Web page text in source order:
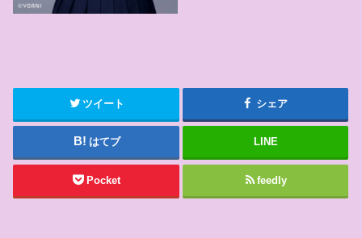
ツイート シェア
はてブ LINE
Pocket feedly